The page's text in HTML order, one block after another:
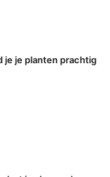
je je planten prachtig